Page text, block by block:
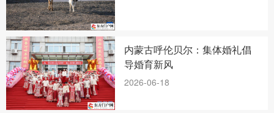
内蒙古呼伦贝尔：集体婚礼倡
导婚育新风
2026-06-18